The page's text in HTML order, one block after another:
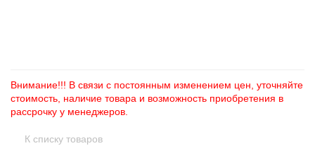
Внимание!!! В связи с постоянным изменением цен, уточняйте
стоимость, наличие товара и возможность приобретения в
рассрочку у менеджеров.
К списку товаров